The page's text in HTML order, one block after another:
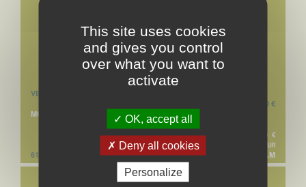
VENTE MAISON
58 600 €
MONTCEAU-LES-MINES
55 000 € + HONORAIRES DE NÉGO. TTC : 3 600 €
SOIT 6,55% À LA CHARGE DE L'ACQUÉREUR
61.0 M² RÉF. 3 MLM
This site uses cookies
and gives you control
over what you want to
activate
OK, accept all
Deny all cookies
Personalize